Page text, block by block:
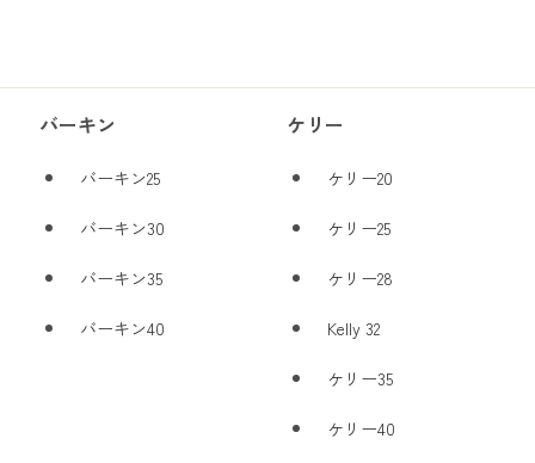
バーキン
バーキン25
バーキン30
バーキン35
バーキン40
ケリー
ケリー20
ケリー25
ケリー28
Kelly 32
ケリー35
ケリー40